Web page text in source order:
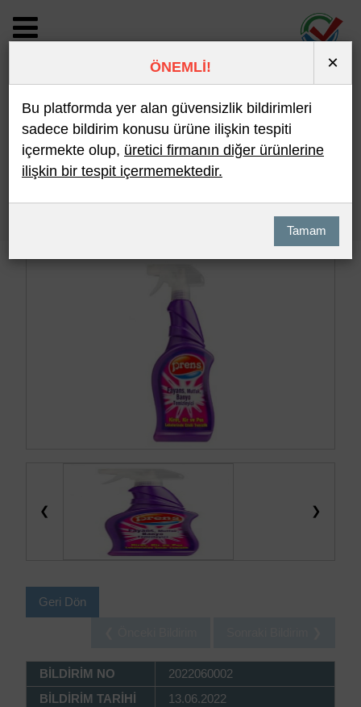
BİLDİRİM DETAYI
Son 10 Bildirim En Çok İncelenen
❮ ❯
Geri Dön
BİLDİRİM NO
2022060002
BİLDİRİM TARİHİ
13.06.2022
ÖNEMLİ! ×
Bu platformda yer alan güvensizlik bildirimleri
sadece bildirim konusu ürüne ilişkin tespiti
içermekte olup, üretici firmanın diğer ürünlerine
ilişkin bir tespit içermemektedir.
Tamam